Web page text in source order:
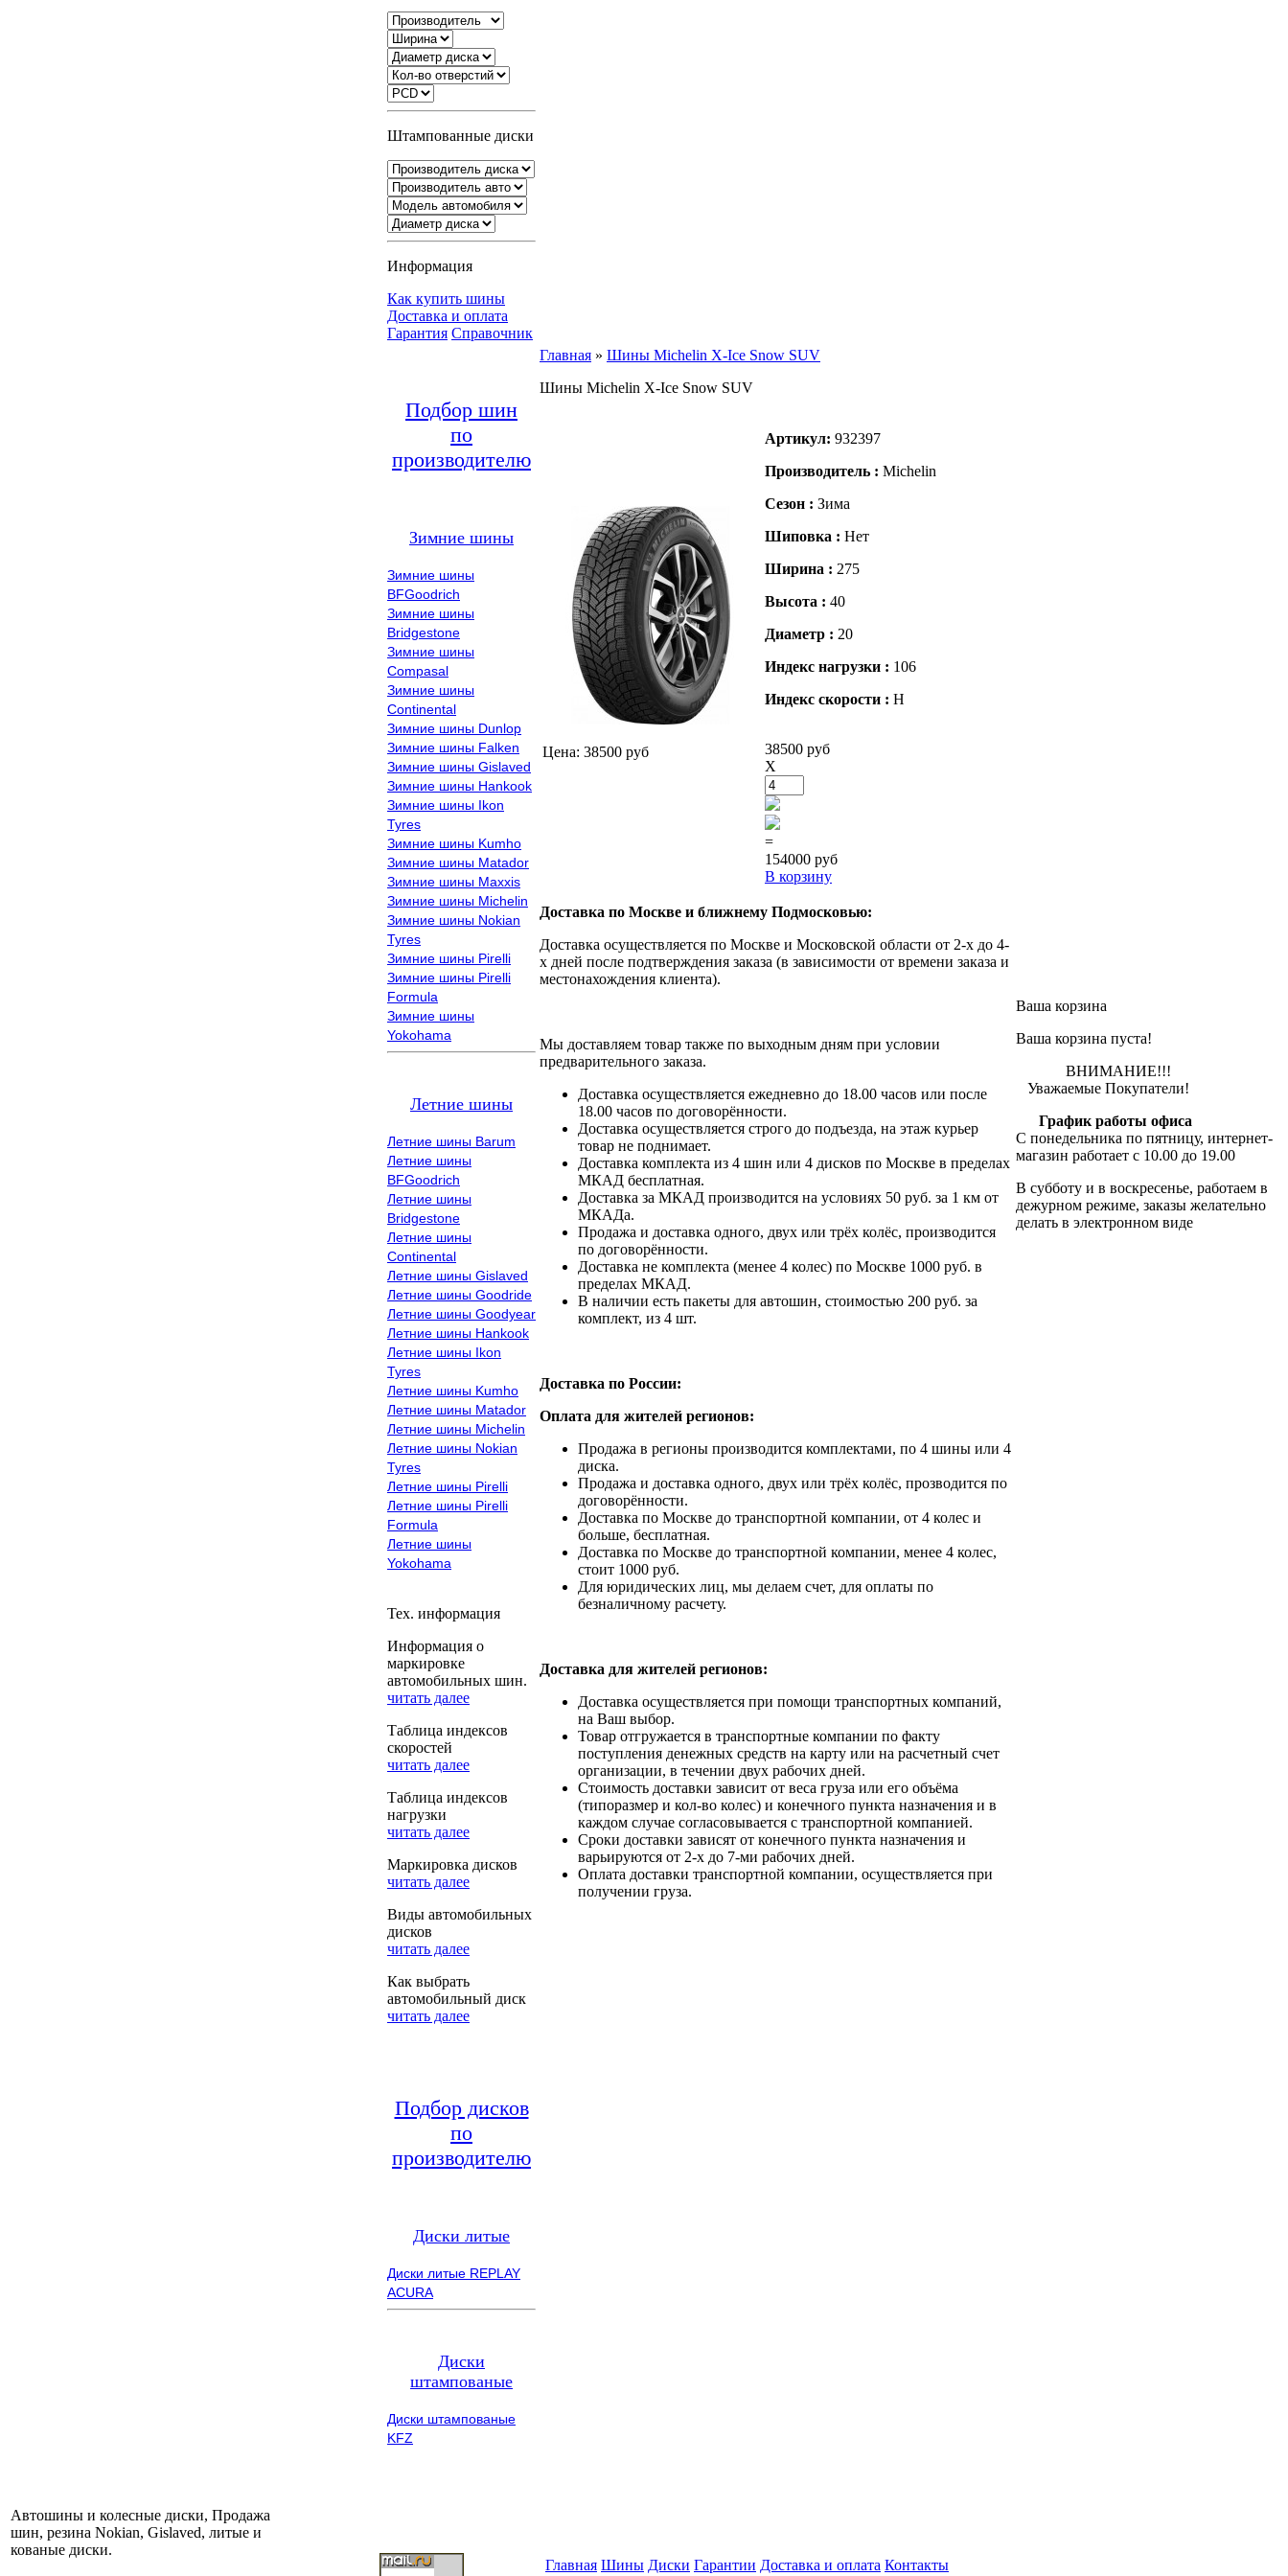
Штампованные диски
Информация
Как купить шины
Доставка и оплата
Гарантия Справочник
Подбор шин
по
производителю
Зимние шины
Зимние шины
BFGoodrich
Зимние шины
Bridgestone
Зимние шины
Compasal
Зимние шины
Continental
Зимние шины Dunlop
Зимние шины Falken
Зимние шины Gislaved
Зимние шины Hankook
Зимние шины Ikon
Tyres
Зимние шины Kumho
Зимние шины Matador
Зимние шины Maxxis
Зимние шины Michelin
Зимние шины Nokian
Tyres
Зимние шины Pirelli
Зимние шины Pirelli
Formula
Зимние шины
Yokohama
Летние шины
Летние шины Barum
Летние шины
BFGoodrich
Летние шины
Bridgestone
Летние шины
Continental
Летние шины Gislaved
Летние шины Goodride
Летние шины Goodyear
Летние шины Hankook
Летние шины Ikon
Tyres
Летние шины Kumho
Летние шины Matador
Летние шины Michelin
Летние шины Nokian
Tyres
Летние шины Pirelli
Летние шины Pirelli
Formula
Летние шины
Yokohama
Тех. информация
Информация о
маркировке
автомобильных шин.
читать далее
Таблица индексов
скоростей
читать далее
Таблица индексов
нагрузки
читать далее
Маркировка дисков
читать далее
Виды автомобильных
дисков
читать далее
Как выбрать
автомобильный диск
читать далее
Подбор дисков
по
производителю
Диски литые
Диски литые REPLAY
ACURA
Диски
штампованые
Диски штампованые
KFZ
Главная » Шины Michelin X-Ice Snow SUV
Шины Michelin X-Ice Snow SUV
Цена: 38500 руб
Артикул: 932397
Производитель : Michelin
Сезон : Зима
Шиповка : Нет
Ширина : 275
Высота : 40
Диаметр : 20
Индекс нагрузки : 106
Индекс скорости : H
38500 руб
X
=
154000 руб
В корзину
Доставка по Москве и ближнему Подмосковью:
Доставка осуществляется по Москве и Московской области от 2-х до 4-
х дней после подтверждения заказа (в зависимости от времени заказа и
местонахождения клиента).
Мы доставляем товар также по выходным дням при условии
предварительного заказа.
Доставка осуществляется ежедневно до 18.00 часов или после
18.00 часов по договорённости.
Доставка осуществляется строго до подъезда, на этаж курьер
товар не поднимает.
Доставка комплекта из 4 шин или 4 дисков по Москве в пределах
МКАД бесплатная.
Доставка за МКАД производится на условиях 50 руб. за 1 км от
МКАДа.
Продажа и доставка одного, двух или трёх колёс, производится
по договорённости.
Доставка не комплекта (менее 4 колес) по Москве 1000 руб. в
пределах МКАД.
В наличии есть пакеты для автошин, стоимостью 200 руб. за
комплект, из 4 шт.
Доставка по России:
Оплата для жителей регионов:
Продажа в регионы производится комплектами, по 4 шины или 4
диска.
Продажа и доставка одного, двух или трёх колёс, прозводится по
договорённости.
Доставка по Москве до транспортной компании, от 4 колес и
больше, бесплатная.
Доставка по Москве до транспортной компании, менее 4 колес,
стоит 1000 руб.
Для юридических лиц, мы делаем счет, для оплаты по
безналичному расчету.
Доставка для жителей регионов:
Доставка осуществляется при помощи транспортных компаний,
на Ваш выбор.
Товар отгружается в транспортные компании по факту
поступления денежных средств на карту или на расчетный счет
организации, в течении двух рабочих дней.
Стоимость доставки зависит от веса груза или его объёма
(типоразмер и кол-во колес) и конечного пункта назначения и в
каждом случае согласовывается с транспортной компанией.
Сроки доставки зависят от конечного пункта назначения и
варьируются от 2-х до 7-ми рабочих дней.
Оплата доставки транспортной компании, осуществляется при
получении груза.
Ваша корзина
Ваша корзина пуста!
ВНИМАНИЕ!!!
Уважаемые Покупатели!
График работы офиса
С понедельника по пятницу, интернет-
магазин работает с 10.00 до 19.00
В субботу и в воскресенье, работаем в
дежурном режиме, заказы желательно
делать в электронном виде
Автошины и колесные диски, Продажа
шин, резина Nokian, Gislaved, литые и
кованые диски.
Главная Шины Диски Гарантии Доставка и оплата Контакты